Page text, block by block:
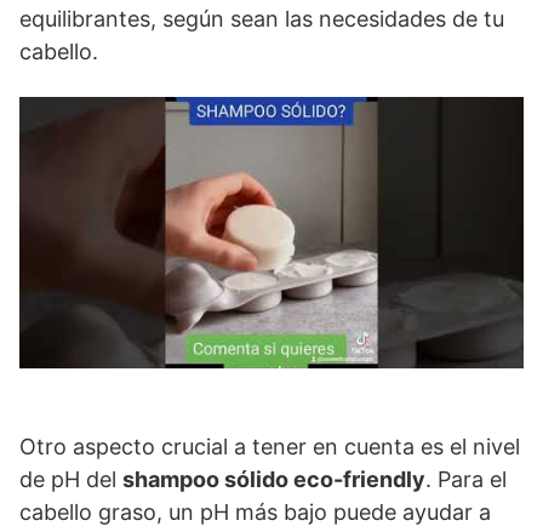
equilibrantes, según sean las necesidades de tu
cabello.
Otro aspecto crucial a tener en cuenta es el nivel
de pH del shampoo sólido eco-friendly. Para el
cabello graso, un pH más bajo puede ayudar a